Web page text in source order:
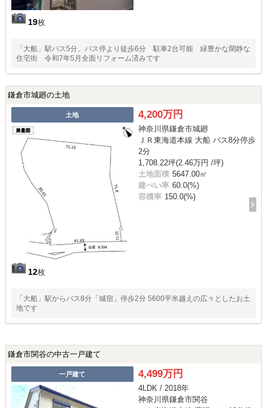
19枚
「大船」駅バス5分、バス停より徒歩6分 駐車2台可能 緑豊かな閑静な
住宅街 令和7年5月全面リフォーム済みです
鎌倉市城廻の土地
土地
12枚
4,200万円
神奈川県鎌倉市城廻
ＪＲ東海道本線 大船 バス8分停歩
2分
1,708.22坪(2.46万円 /坪)
土地面積 5647.00㎡
建ぺい率 60.0(%)
容積率 150.0(%)
「大船」駅からバス8分「城宿」停歩2分 5600平米越えの広々としたお土
地です
鎌倉市関谷の中古一戸建て
一戸建て 4,499万円
4LDK / 2018年
神奈川県鎌倉市関谷